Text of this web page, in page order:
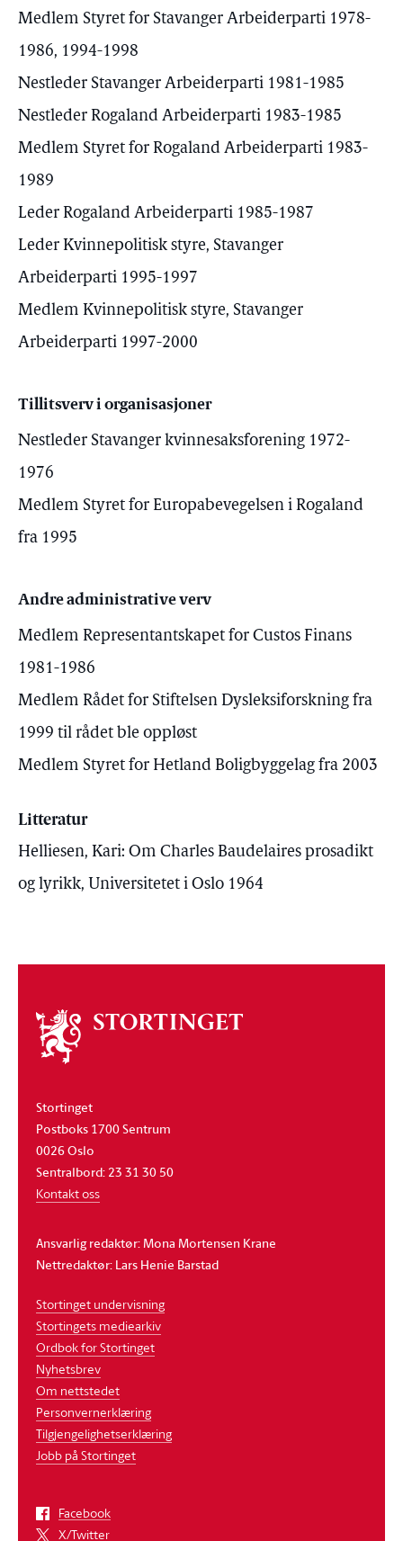
Medlem Styret for Stavanger Arbeiderparti 1978-
1986, 1994-1998
Nestleder Stavanger Arbeiderparti 1981-1985
Nestleder Rogaland Arbeiderparti 1983-1985
Medlem Styret for Rogaland Arbeiderparti 1983-
1989
Leder Rogaland Arbeiderparti 1985-1987
Leder Kvinnepolitisk styre, Stavanger
Arbeiderparti 1995-1997
Medlem Kvinnepolitisk styre, Stavanger
Arbeiderparti 1997-2000
Tillitsverv i organisasjoner
Nestleder Stavanger kvinnesaksforening 1972-
1976
Medlem Styret for Europabevegelsen i Rogaland
fra 1995
Andre administrative verv
Medlem Representantskapet for Custos Finans
1981-1986
Medlem Rådet for Stiftelsen Dysleksiforskning fra
1999 til rådet ble oppløst
Medlem Styret for Hetland Boligbyggelag fra 2003
Litteratur
Helliesen, Kari: Om Charles Baudelaires prosadikt
og lyrikk, Universitetet i Oslo 1964
Om
stortinget
Stortinget
Postboks 1700 Sentrum
0026 Oslo
Sentralbord: 23 31 30 50
Kontakt oss
Ansvarlig redaktør: Mona Mortensen Krane
Nettredaktør: Lars Henie Barstad
Stortinget undervisning
Stortingets mediearkiv
Ordbok for Stortinget
Nyhetsbrev
Om nettstedet
Personvernerklæring
Tilgjengelighetserklæring
Jobb på Stortinget
Facebook
X/Twitter